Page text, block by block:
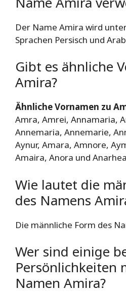
Der Name Amira wird
Sprachen Persisch und
Gibt es ähnliche
Amira?
Ähnliche Vornamen zu
Amra, Amrei, Annamaria,
Annemaria, Annemarie,
Aynur, Amara, Amnore,
Amaira, Anora und
Wie lautet die
des Namens
Die männliche Form des
Wer sind einige
Persönlichkeiten
Namen Amira?